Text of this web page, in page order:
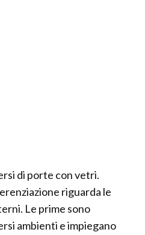
di porte con vetri.
riguarda le
Le prime sono
ambienti e impiegano